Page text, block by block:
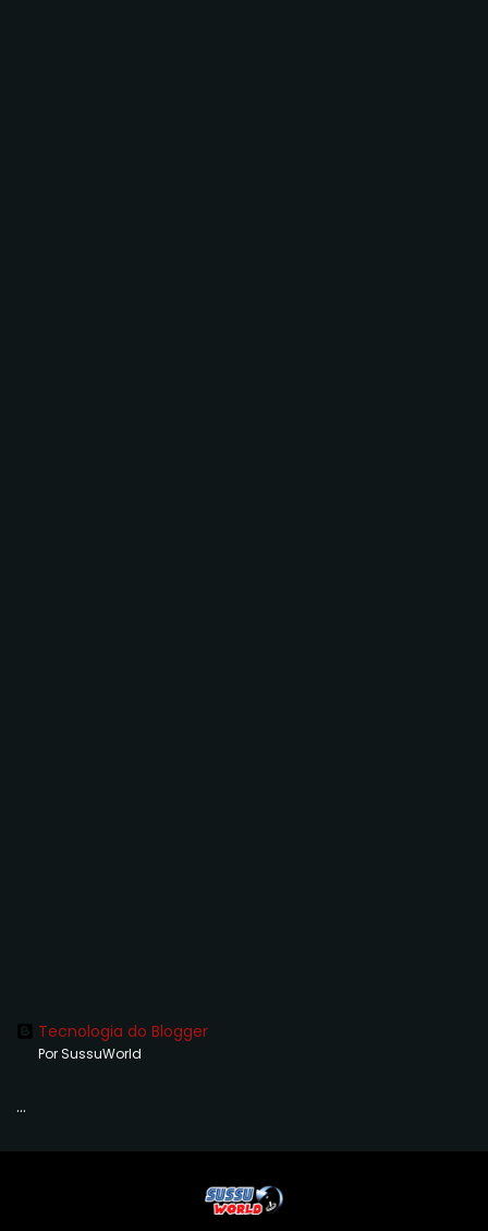
Tecnologia do Blogger
Por SussuWorld
...